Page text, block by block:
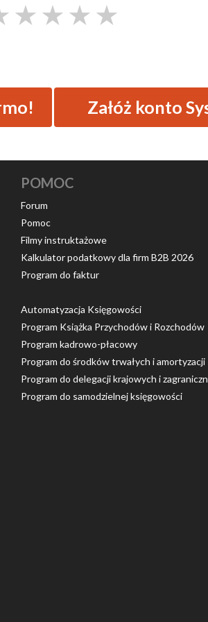
★★★★
Załóż konto
POMOC
Forum
Pomoc
Filmy instruktażowe
Kalkulator podatkowy dla firm B2B 2026
Program do faktur
Automatyzacja Księgowości
Program Książka Przychodów i Rozchodów
Program kadrowo-płacowy
Program do środków trwałych i amortyzacji
Program do delegacji krajowych i
Program do samodzielnej księgowości